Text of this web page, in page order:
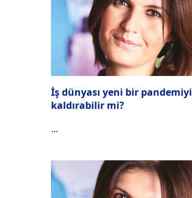
İş dünyası yeni bir pandemiyi
kaldırabilir mi?
...